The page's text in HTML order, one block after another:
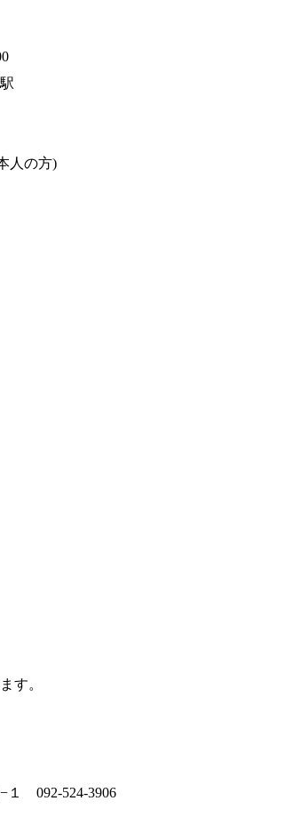
人の方)
す。
１ 092-524-3906